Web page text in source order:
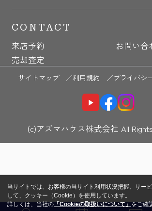
CONTACT
来店予約
お問い合
売却査定
サイトマップ ／利用規約 ／プライバシ
(c)アズマハウス株式会社 All
当サイトでは、お客様の当サイト利用状況把握、サー
して、クッキー（Cookie）を使用しています。
詳しくは、当社の「Cookieの取扱いについて」をご確